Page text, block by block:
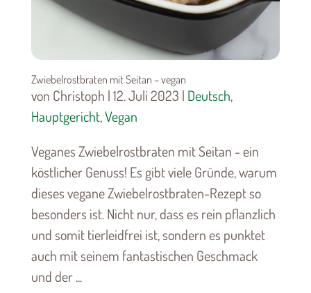
Zwiebelrostbraten mit Seitan – vegan
von Christoph | 12. Juli 2023 | Deutsch,
Hauptgericht,Vegan
Veganes Zwiebelrostbraten mit Seitan - ein
köstlicher Genuss! Es gibt viele Gründe, warum
dieses vegane Zwiebelrostbraten-Rezept so
besonders ist. Nicht nur, dass es rein pflanzlich
und somit tierleidfrei ist, sondern es punktet
auch mit seinem fantastischen Geschmack
und der ...